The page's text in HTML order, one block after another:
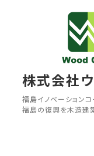
株式会社
福島イノベーションコ
福島の復興を木造建